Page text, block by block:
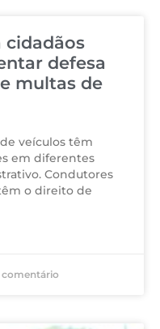
cidadãos
defesa
multas de
veículos têm
em diferentes
Condutores
o direito de